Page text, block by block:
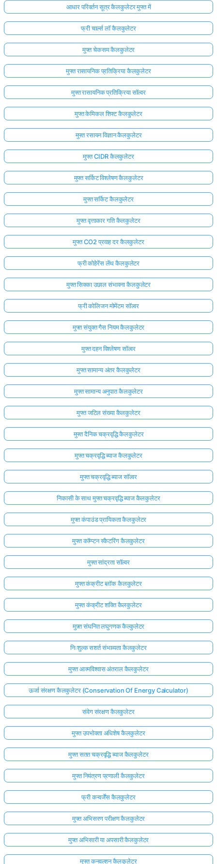
आधार परिवर्तन सूत्र कैलकुलेटर मुफ्त में
फ्री चार्ल्स लॉ कैलकुलेटर
मुफ्त चेकसम कैलकुलेटर
मुफ्त रासायनिक प्रतिक्रिया कैलकुलेटर
मुफ्त रासायनिक प्रतिक्रिया सॉल्वर
मुफ्त केमिकल शिफ्ट कैलकुलेटर
मुफ्त रसायन विज्ञान कैलकुलेटर
मुफ्त CIDR कैलकुलेटर
मुफ्त सर्किट विश्लेषण कैलकुलेटर
मुफ्त सर्किट कैलकुलेटर
मुफ्त वृत्ताकार गति कैलकुलेटर
मुफ्त CO2 प्रवाह दर कैलकुलेटर
फ्री कोहेरेंस लेंथ कैलकुलेटर
मुफ्त सिक्का उछाल संभावना कैलकुलेटर
फ्री कोलिजन मोमेंटम सॉल्वर
मुफ्त संयुक्त गैस नियम कैलकुलेटर
मुफ्त दहन विश्लेषण सॉल्वर
मुफ्त सामान्य अंतर कैलकुलेटर
मुफ्त सामान्य अनुपात कैलकुलेटर
मुफ्त जटिल संख्या कैलकुलेटर
मुफ्त दैनिक चक्रवृद्धि कैलकुलेटर
मुफ्त चक्रवृद्धि ब्याज कैलकुलेटर
मुफ्त चक्रवृद्धि ब्याज सॉल्वर
निकासी के साथ मुफ्त चक्रवृद्धि ब्याज कैलकुलेटर
मुफ्त कंपाउंड प्रायिकता कैलकुलेटर
मुफ्त कॉम्प्टन स्कैटरिंग कैलकुलेटर
मुफ्त सांद्रता सॉल्वर
मुफ्त कंक्रीट ब्लॉक कैलकुलेटर
मुफ्त कंक्रीट शक्ति कैलकुलेटर
मुफ़्त संघनित लघुगणक कैल्कुलेटर
निःशुल्क सशर्त संभाव्यता कैलकुलेटर
मुफ्त आत्मविश्वास अंतराल कैलकुलेटर
ऊर्जा संरक्षण कैलकुलेटर (Conservation Of Energy Calculator)
संवेग संरक्षण कैलकुलेटर
मुफ्त उपभोक्ता अधिशेष कैलकुलेटर
मुफ्त सतत चक्रवृद्धि ब्याज कैलकुलेटर
मुफ्त नियंत्रण प्रणाली कैलकुलेटर
फ्री कन्वर्जेंस कैलकुलेटर
मुफ्त अभिसरण परीक्षण कैलकुलेटर
मुफ्त अभिसारी या अपसारी कैलकुलेटर
मुफ्त कनवल्शन कैलकुलेटर